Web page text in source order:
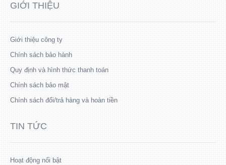
GIỚI THIỆU
Giới thiệu công ty
Chính sách bảo hành
Quy định và hình thức thanh toán
Chính sách bảo mật
Chính sách đổi/trả hàng và hoàn tiền
TIN TỨC
Hoạt động nổi bật